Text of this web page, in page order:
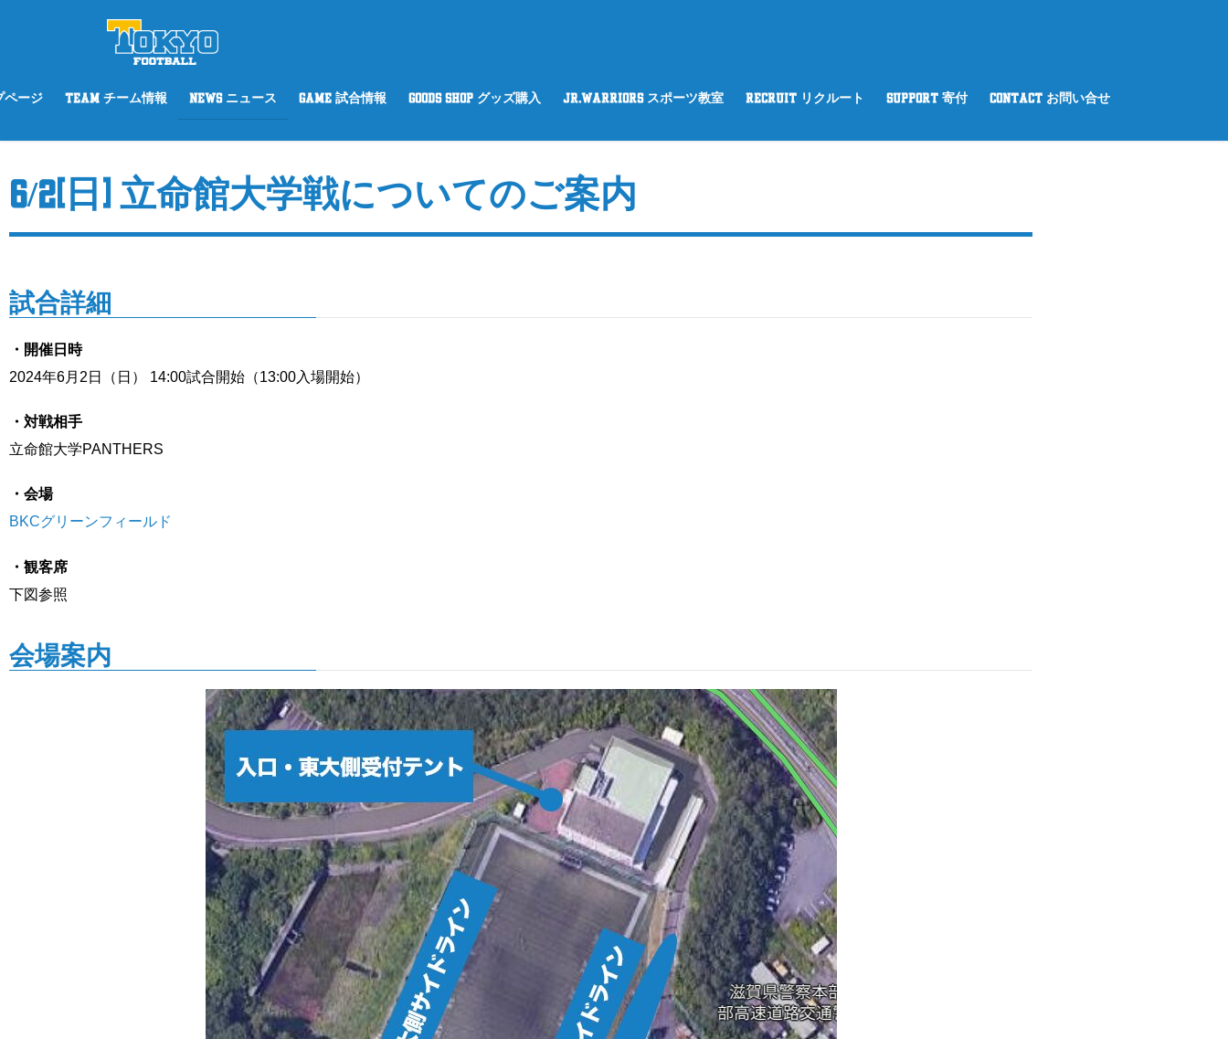
ページ TEAM チーム情報 NEWS ニュース GAME 試合情報 GOODS SHOP グッズ購入 Jr.WARRIORS スポーツ教室 RECRUIT リクルート SUPPORT 寄付 CONTACT お問い合せ
6/2(日) 立命館大学戦についてのご案内
試合詳細
・開催日時
2024年6月2日（日） 14:00試合開始（13:00入場開始）
・対戦相手
立命館大学PANTHERS
・会場
BKCグリーンフィールド
・観客席
下図参照
会場案内